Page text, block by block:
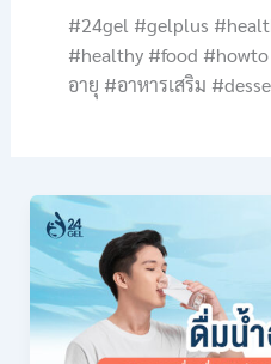
#24gel #gelplus
#healthy #food
อายุ #อาหารเสริม